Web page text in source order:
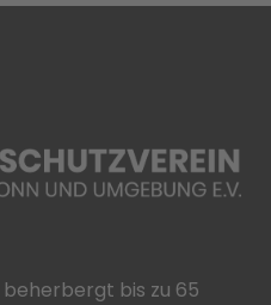
beherbergt bis zu 65